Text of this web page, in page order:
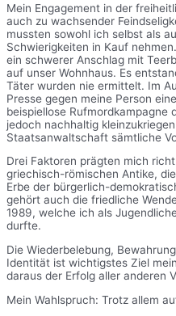
Mein Engagement in der
auch zu wachsender
mussten sowohl ich selbst als
Schwierigkeiten in Kauf
ein schwerer Anschlag mit
auf unser Wohnhaus. Es
Täter wurden nie ermittelt. Im
Presse gegen meine Person eine
beispiellose Rufmordkampagne
jedoch nachhaltig
Staatsanwaltschaft sämtliche
Drei Faktoren prägten mich
griechisch-römischen Antike,
Erbe der bürgerlich-
gehört auch die friedliche
1989, welche ich als
durfte.
Die Wiederbelebung,
Identität ist wichtigstes Ziel
daraus der Erfolg aller anderen
Mein Wahlspruch: Trotz allem